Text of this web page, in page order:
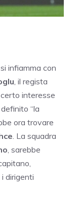
infiamma con
, il regista
interesse
“la
ora trovare
. La squadra
, sarebbe
dirigenti